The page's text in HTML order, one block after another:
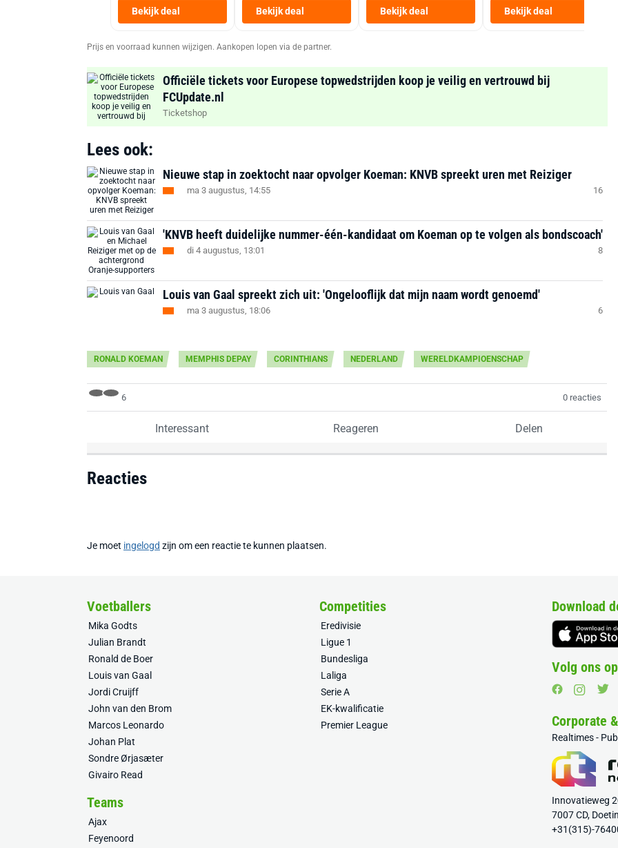
Bekijk deal Bekijk deal
Heteluchtfriteuse
Zwart
Bekijk deal Bekijk deal
Prijs en voorraad kunnen wijzigen. Aankopen lopen via de partner.
Officiële tickets voor Europese topwedstrijden koop je veilig en vertrouwd bij
FCUpdate.nl
Ticketshop
Lees ook:
Nieuwe stap in zoektocht naar opvolger Koeman: KNVB spreekt uren met Reiziger
ma 3 augustus, 14:55 16
'KNVB heeft duidelijke nummer-één-kandidaat om Koeman op te volgen als bondscoach'
di 4 augustus, 13:01 8
Louis van Gaal spreekt zich uit: 'Ongelooflijk dat mijn naam wordt genoemd'
ma 3 augustus, 18:06 6
RONALD KOEMAN MEMPHIS DEPAY CORINTHIANS NEDERLAND WERELDKAMPIOENSCHAP
6 0 reacties
Interessant Reageren Delen
Reacties
Je moet ingelogd zijn om een reactie te kunnen plaatsen.
Voetballers
Mika Godts
Julian Brandt
Ronald de Boer
Louis van Gaal
Jordi Cruijff
John van den Brom
Marcos Leonardo
Johan Plat
Sondre Ørjasæter
Givairo Read
Competities
Eredivisie
Ligue 1
Bundesliga
Laliga
Serie A
EK-kwalificatie
Premier League
Teams
Ajax
Feyenoord
Download
Volg ons
Corporate
Realtimes -
Innovatieweg
7007 CD,
+31(315)-